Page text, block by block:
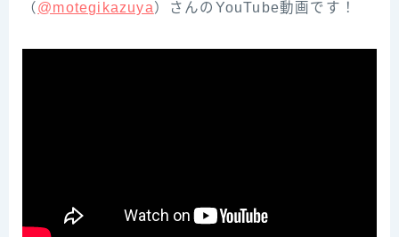
（‌‌ @motegikazuya‌‌）‌さ‌ん‌の‌YouTube‌動‌画‌で‌す！